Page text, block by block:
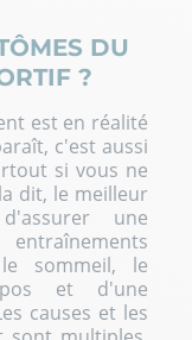
DU
?
est en réalité
c'est aussi
si vous ne
dit, le meilleur
une
sommeil, le
et d'une
causes et les